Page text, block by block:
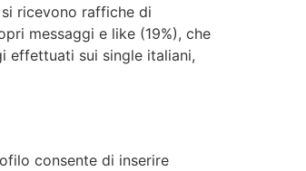
ricevono raffiche di
messaggi e like (19%), che
effettuati sui single italiani,
consente di inserire